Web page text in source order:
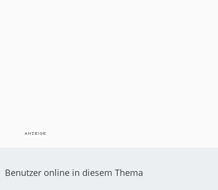
Benutzer online in diesem Thema